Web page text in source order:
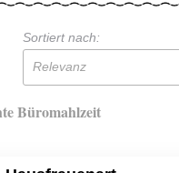
Sortiert nach:
Relevanz
Büromahlzeit